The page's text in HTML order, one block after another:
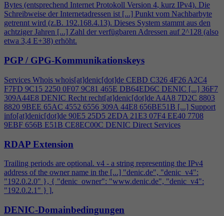
Bytes (entsprechend Internet Protokoll Version 4, kurz IPv4). Die
Schreibweise der Internetadressen ist [...] Punkt vom Nachbarbyte
getrennt wird (z.B. 192.168.4.13). Dieses System stammt aus den
achtziger Jahren [...] Zahl der verfügbaren Adressen auf 2^128 (also
etwa 3,4 E+38) erhöht.
PGP / GPG-Kommunikationskeys
Services Whois whois[at]denic[dot]de CEBD C326 4F26 A2C4
F7FD 9C15 2250 0F07 9C81 465E DB64ED6C DENIC [...] 36F7
309A44E8 DENIC Recht recht[at]denic[dot]de A4A8 7D2C 8803
8820 9BEE 65AC 4552 6556 309A 44E8 656BE51B [...] Support
info[at]denic[dot]de 90E5 25D5 2EDA 21E3 07F4 EE40 7708
9EBF 656B E51B CE8EC00C DENIC Direct Services
RDAP Extension
Trailing periods are optional. v4 - a string representing the IPv4
address of the owner name in the [...] "denic.de", "denic_v4":
"192.0.2.0" }, { "denic_owner": "www.denic.de", "denic_v4":
"192.0.2.1" } ],
DENIC-Domainbedingungen